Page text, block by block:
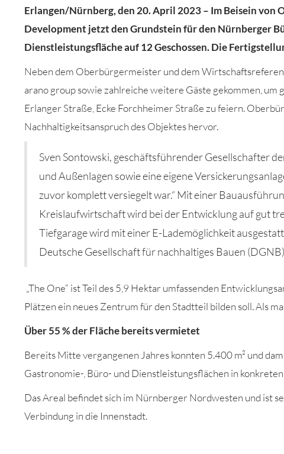
Erlangen/Nürnberg, den20.April2023– Im Beisein von
Development jetzt den Grundstein fürden Nürnberger
Dienstleistungsfläche auf 12 Geschossen.Die
Neben dem Oberbürgermeister und dem
aranogroupsowie zahlreiche weitere Gäste gekommen, um
Erlanger Straße, Ecke Forchheimer Straßezu feiern.
Nachhaltigkeitsanspruch des Objektes hervor.
Sven Sontowski, geschäftsführenderGesellschafter
und Außenlagen sowie eine eigene
zuvorkomplettversiegelt war.“ Mit einer
Kreislaufwirtschaft wird bei der Entwicklungauf gut
Tiefgarage wird mit einer E-Lademöglichkeit
Deutsche Gesellschaft fürnachhaltiges Bauen (DGNB)
„The One“ ist Teil des 5,9 Hektar umfassenden
Plätzen ein neues Zentrum für den Stadtteil bilden soll. Als
Über 55 % der Fläche bereits vermietet
Bereits Mitte vergangenen Jahres konnten 5.400 m² und
Gastronomie-, Büro- und Dienstleistungsflächen in
Das Areal befindet sich im Nürnberger Nordwesten und ist
Verbindung in die Innenstadt.